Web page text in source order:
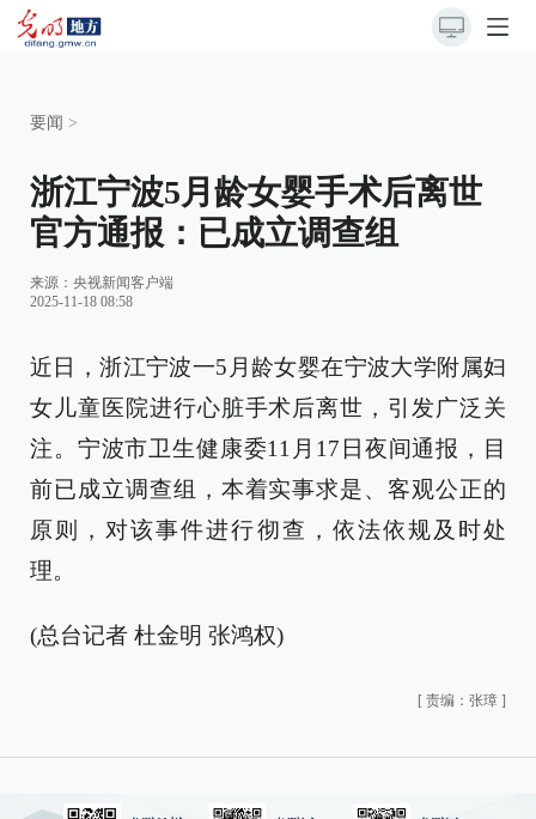
要闻 >
浙江宁波5月龄女婴手术后离世
官方通报：已成立调查组
来源： 央视新闻客户端
2025-11-18 08:58
近日，浙江宁波一5月龄女婴在宁波大学附属妇
女儿童医院进行心脏手术后离世，引发广泛关
注。宁波市卫生健康委11月17日夜间通报，目
前已成立调查组，本着实事求是、客观公正的
原则，对该事件进行彻查，依法依规及时处
理。
(总台记者 杜金明 张鸿权)
[ 责编：张璋 ]